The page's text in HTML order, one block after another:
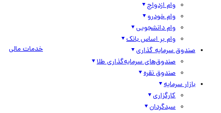
وام ازدواج
وام خودرو
وام دانشجویی
وام بر اساس بانک
صندوق سرمایه گذاری
صندوق‌های سرمایه‌گذاری طلا
صندوق نقره
بازار سرمایه
کارگزاری
سبدگردان
خدمات مالی